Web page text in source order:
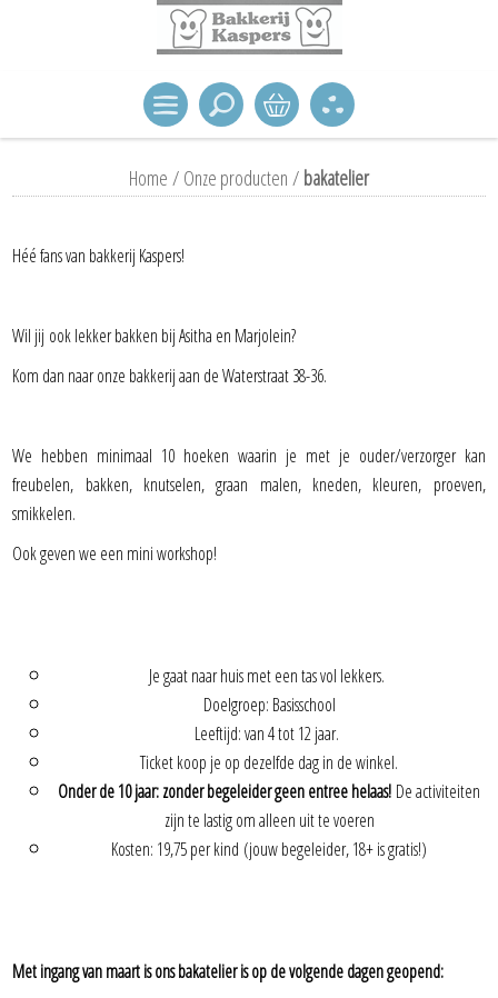
Home / Onze producten / bakatelier
Héé fans van bakkerij Kaspers!
Wil jij ook lekker bakken bij Asitha en Marjolein?
Kom dan naar onze bakkerij aan de Waterstraat 38-36.
We hebben minimaal 10 hoeken waarin je met je ouder/verzorger kan
freubelen, bakken, knutselen, graan malen, kneden, kleuren, proeven,
smikkelen.
Ook geven we een mini workshop!
Je gaat naar huis met een tas vol lekkers.
Doelgroep: Basisschool
Leeftijd: van 4 tot 12 jaar.
Ticket koop je op dezelfde dag in de winkel.
Onder de 10 jaar: zonder begeleider geen entree helaas! De activiteiten
zijn te lastig om alleen uit te voeren
Kosten: 19,75 per kind (jouw begeleider, 18+ is gratis!)
Met ingang van maart is ons bakatelier is op de volgende dagen geopend: